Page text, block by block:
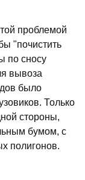
проблемой
"почистить
по сносу
вывоза
было
Только
стороны,
бумом, с
полигонов.